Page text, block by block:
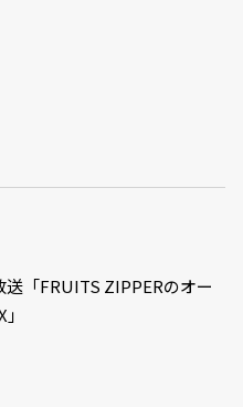
送「FRUITS ZIPPERのオー